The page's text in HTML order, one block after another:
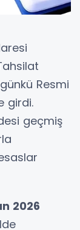
Resmi
girdi.
geçmiş
2026